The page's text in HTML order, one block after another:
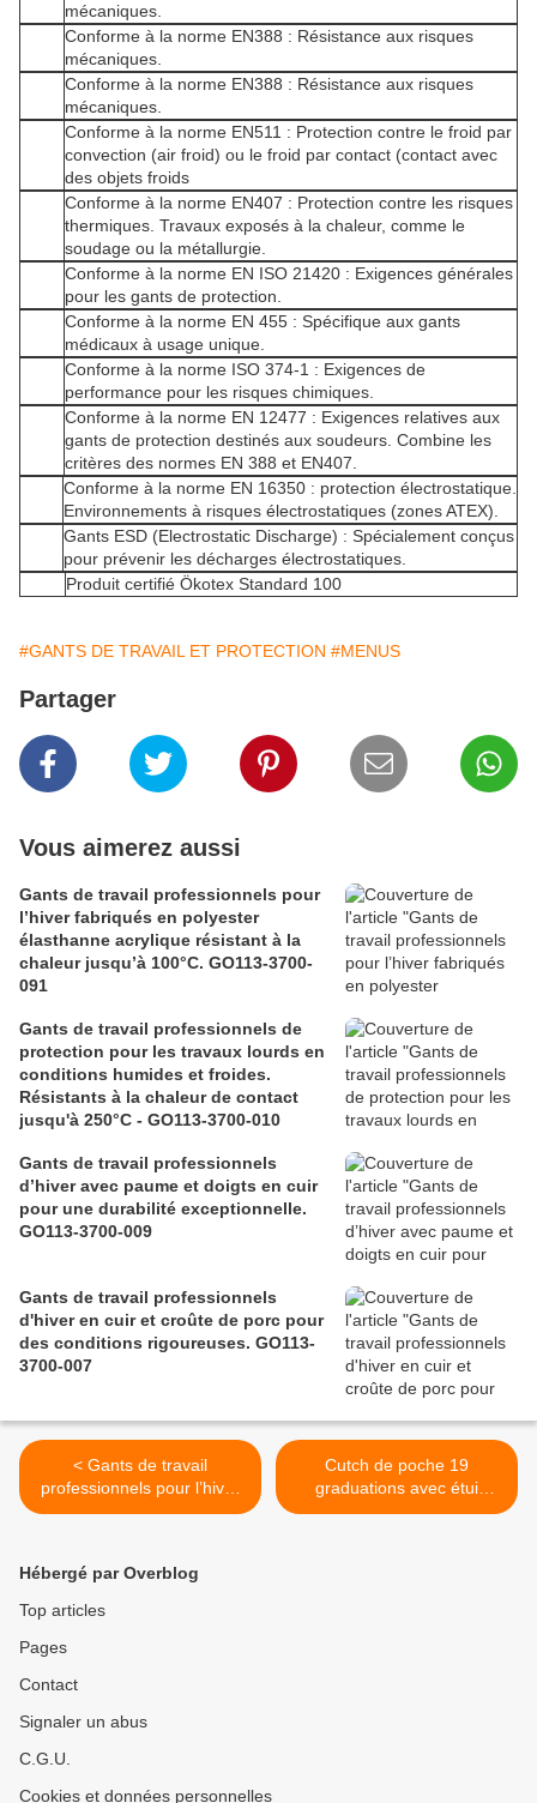
mécaniques.
Conforme à la norme EN388 : Résistance aux risques
mécaniques.
Conforme à la norme EN388 : Résistance aux risques
mécaniques.
Conforme à la norme EN511 : Protection contre le froid par
convection (air froid) ou le froid par contact (contact avec
des objets froids
Conforme à la norme EN407 : Protection contre les risques
thermiques. Travaux exposés à la chaleur, comme le
soudage ou la métallurgie.
Conforme à la norme EN ISO 21420 : Exigences générales
pour les gants de protection.
Conforme à la norme EN 455 : Spécifique aux gants
médicaux à usage unique.
Conforme à la norme ISO 374-1 : Exigences de
performance pour les risques chimiques.
Conforme à la norme EN 12477 : Exigences relatives aux
gants de protection destinés aux soudeurs. Combine les
critères des normes EN 388 et EN407.
Conforme à la norme EN 16350 : protection électrostatique.
Environnements à risques électrostatiques (zones ATEX).
Gants ESD (Electrostatic Discharge) : Spécialement conçus
pour prévenir les décharges électrostatiques.
Produit certifié Ökotex Standard 100
#GANTS DE TRAVAIL ET PROTECTION #MENUS
Partager
Vous aimerez aussi
Gants de travail professionnels pour
l’hiver fabriqués en polyester
élasthanne acrylique résistant à la
chaleur jusqu’à 100°C. GO113-3700-
091
Gants de travail professionnels de
protection pour les travaux lourds en
conditions humides et froides.
Résistants à la chaleur de contact
jusqu'à 250°C - GO113-3700-010
Gants de travail professionnels
d’hiver avec paume et doigts en cuir
pour une durabilité exceptionnelle.
GO113-3700-009
Gants de travail professionnels
d'hiver en cuir et croûte de porc pour
des conditions rigoureuses. GO113-
3700-007
< Gants de travail
professionnels pour l’hiver
fabriqués en polyester
jusqu’à 100°C. GO113-
Cutch de poche 19
graduations avec étui
amovible en simili cuir
Hébergé par Overblog
Top articles
Pages
Contact
Signaler un abus
C.G.U.
Cookies et données personnelles